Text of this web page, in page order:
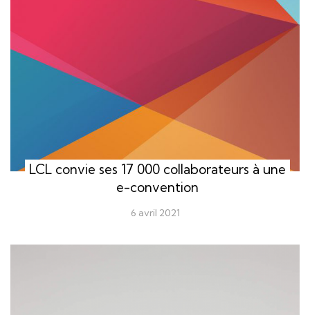
LCL convie ses 17 000 collaborateurs à une
e-convention
6 avril 2021